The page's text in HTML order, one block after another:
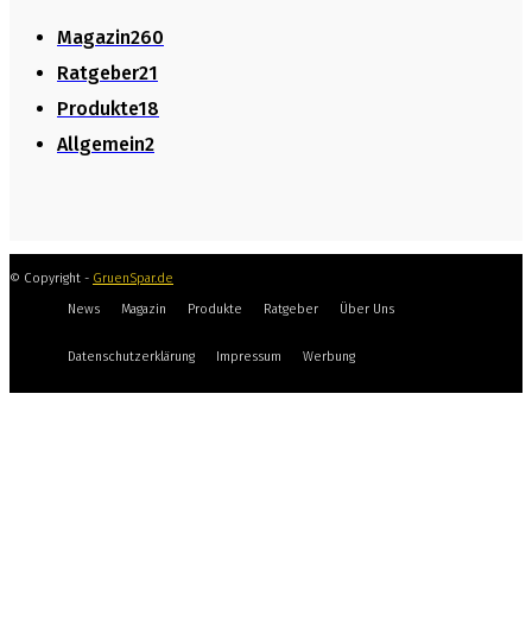
Magazin260
Ratgeber21
Produkte18
Allgemein2
© Copyright - GruenSpar.de
News
Magazin Produkte Ratgeber Über Uns
Datenschutzerklärung Impressum Werbung